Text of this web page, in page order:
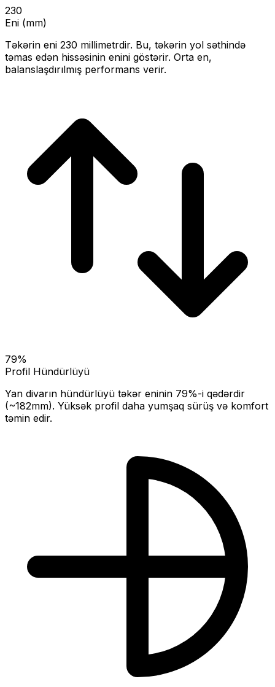
230
Eni (mm)
Təkərin eni 230 millimetrdir. Bu, təkərin yol səthində
təmas edən hissəsinin enini göstərir. Orta en,
balanslaşdırılmış performans verir.
79%
Profil Hündürlüyü
Yan divarın hündürlüyü təkər eninin 79%-i qədərdir
(~182mm). Yüksək profil daha yumşaq sürüş və komfort
təmin edir.